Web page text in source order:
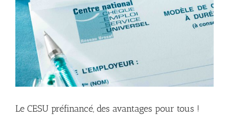
Le CESU préfinancé, des avantages pour tous !